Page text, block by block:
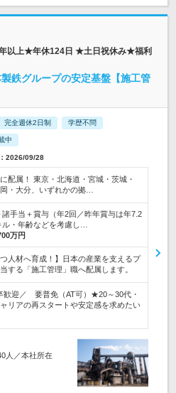
以上★年休124日 ★土日祝休み★福利
鉄グループの安定基盤【施工管
完全週休2日制 学歴不問
中
2026/09/28
配属！ 東京・北海道・宮城・茨城・
・大分、いずれかの拠…
諸手当＋賞与（年2回／昨年賞与は年7.2
・年齢などを考慮し…
万円
人材へ育成！】日本の産業を支えるプ
する「施工管理」職へ配属します。
歓迎／ 要普免（AT可）★20～30代・
リアの再スタートや安定感を求めたい
人／本社所在